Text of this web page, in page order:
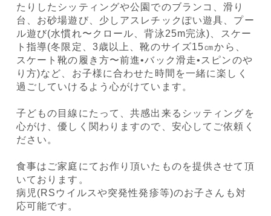
たりしたシッティングや公園でのブランコ、滑り
台、お砂場遊び、少しアスレチックぽい遊具、プー
ル遊び(水慣れ〜クロール、背泳25m完泳)、スケー
ト指導(冬限定、3歳以上、靴のサイズ15㎝から、
スケート靴の履き方〜前進•バック滑走•スピンのや
り方)など、お子様に合わせた時間を一緒に楽しく
過ごしていけるよう心がけています。
子どもの目線にたって、共感出来るシッティングを
心がけ、優しく関わりますので、安心してご依頼く
ださい。
食事はご家庭にてお作り頂いたものを提供させて頂
いております。
病児(RSウイルスや突発性発疹等)のお子さんも対
応可能です。